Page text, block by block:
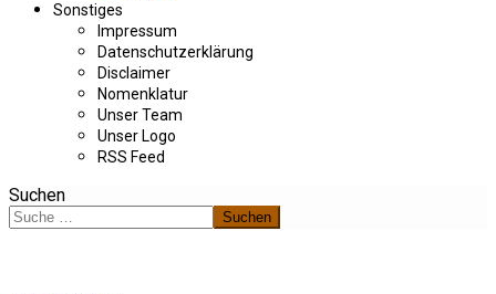
Sonstiges
Impressum
Datenschutzerklärung
Disclaimer
Nomenklatur
Unser Team
Unser Logo
RSS Feed
Suchen
Suchen